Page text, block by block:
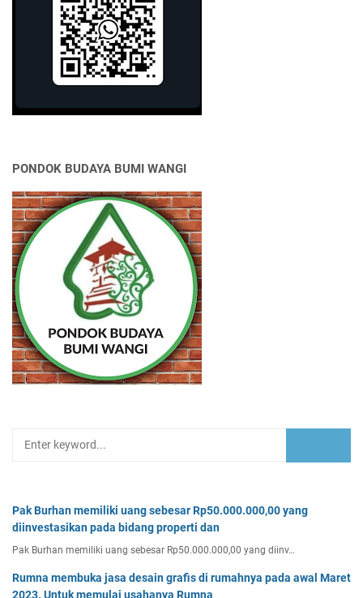
PONDOK BUDAYA BUMI WANGI
Pak Burhan memiliki uang sebesar Rp50.000.000,00 yang
diinvestasikan pada bidang properti dan
Pak Burhan memiliki uang sebesar Rp50.000.000,00 yang diinv…
Rumna membuka jasa desain grafis di rumahnya pada awal Maret
2023. Untuk memulai usahanya Rumna